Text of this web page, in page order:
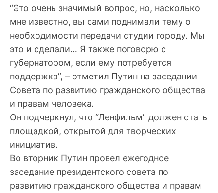
“Это очень значимый вопрос, но, насколько
мне известно, вы сами поднимали тему о
необходимости передачи студии городу. Мы
это и сделали… Я также поговорю с
губернатором, если ему потребуется
поддержка”, – отметил Путин на заседании
Совета по развитию гражданского общества
и правам человека.
Он подчеркнул, что “Ленфильм” должен стать
площадкой, открытой для творческих
инициатив.
Во вторник Путин провел ежегодное
заседание президентского совета по
развитию гражданского общества и правам